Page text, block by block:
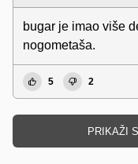
bugar je imao više
nogometaša.
5 2
PRIKAŽI